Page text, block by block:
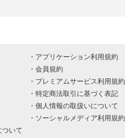
いて
アプリケーション利用規約
会員規約
プレミアムサービス利用規約
特定商法取引に基づく表記
個人情報の取扱いについて
ソーシャルメディア利用規約